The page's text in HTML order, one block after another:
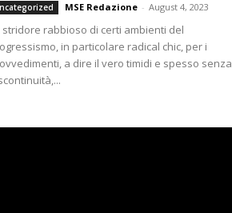
MSE Redazione - August 4, 2023
stridore rabbioso di certi ambienti del
in particolare radical chic, per i
a dire il vero timidi e spesso senza